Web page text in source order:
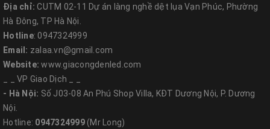
Phúc, Q.Hà Đông, T.P Hà Nội
Mobile: 0971043999 - Tel: 024.5678.1567
VPGD Hà Nội: Số J03-08 An Phú Shop Villa, KĐT Dương Nội,
P.Dương Nội, Q.Hà Đông, Hà Nội
Email:zalaa.vn@gmail.com
Địa chỉ: CUTM 02-11 Dự án làng nghề dệt lụa Vạn Phúc, Phường
Hà Đông, TP Hà Nội.
Hotline: 0947324999
Email: zalaa.vn@gmail.com
Website:www.giacongdenled.com
_ _ VP Giao Dịch _ _
- Hà Nội: Số J03-08 An Phú Shop Villa, KĐT Dương Nội, P. Dương
Nội.
Hotline: 0947324999(Mr Long)